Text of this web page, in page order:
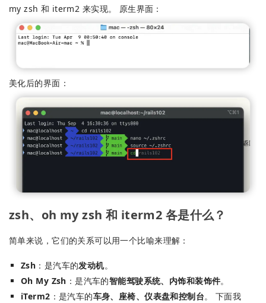
my zsh 和 iterm2 来实现。 原生界面：
美化后的界面：
zsh、oh my zsh 和 iterm2 各是什么？
简单来说，它们的关系可以用一个比喻来理解：
Zsh ：是汽车的发动机。
Oh My Zsh ：是汽车的智能驾驶系统、内饰和装饰件。
iTerm2 ：是汽车的车身、座椅、仪表盘和控制台。 下面我